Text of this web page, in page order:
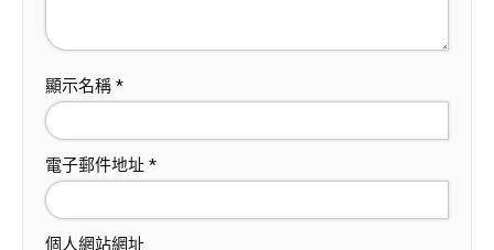
顯示名稱 *
電子郵件地址 *
個人網站網址